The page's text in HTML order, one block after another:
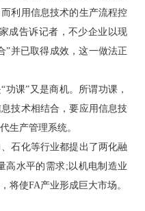
利用信息技术的生产流程控
成告诉记者，不少企业以现
”并已取得成效，这一做法正
课”又是商机。所谓功课，
技术相结合，要应用信息技
生产管理系统。
化等行业都提出了两化融
高水平的需求;以机电制造业
将使FA产业形成巨大市场。